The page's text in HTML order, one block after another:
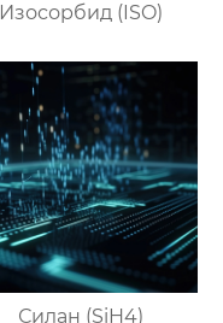
Изосорбид (ISO)
Силан (SiH4)